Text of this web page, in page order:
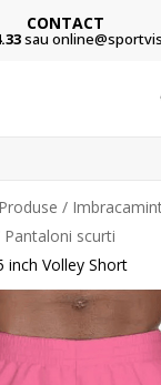
CONTACT
sau
Produse
Pantaloni scurti
inch Volley Short